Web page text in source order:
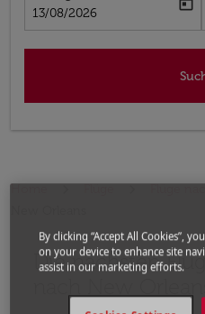
fc-booking-departure-date-
13/08/2026
today
Home
Die nächsten
Bitte ändern Sie Ihre
By clicking “Accept All Cookies”,
on your device to enhance site
assist in our marketing efforts.